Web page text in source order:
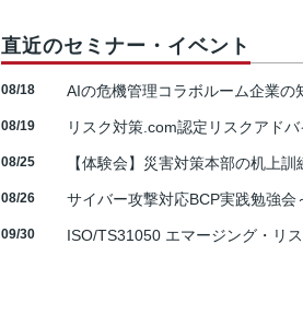
直近のセミナー・イベント
08/18 AIの危機管理コラボルーム企業
08/19 リスク対策.com認定リスクアド
08/25 【体験会】災害対策本部の机上
08/26 サイバー攻撃対応BCP実践勉強
09/30 ISO/TS31050 エマージング・リ